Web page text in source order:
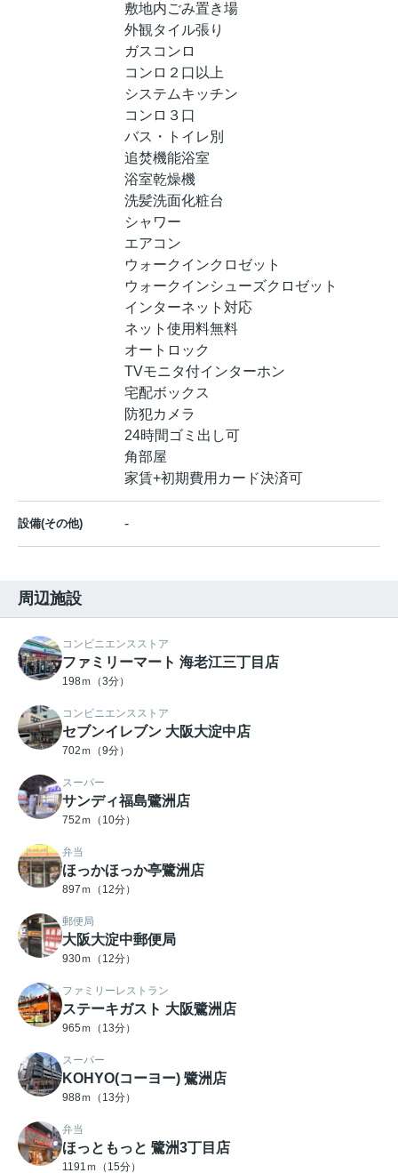
敷地内ごみ置き場
外観タイル張り
ガスコンロ
コンロ２口以上
システムキッチン
コンロ３口
バス・トイレ別
追焚機能浴室
浴室乾燥機
洗髪洗面化粧台
シャワー
エアコン
ウォークインクロゼット
ウォークインシューズクロゼット
インターネット対応
ネット使用料無料
オートロック
TVモニタ付インターホン
宅配ボックス
防犯カメラ
24時間ゴミ出し可
角部屋
家賃+初期費用カード決済可
設備(その他) -
周辺施設
コンビニエンスストア
ファミリーマート 海老江三丁目店
198ｍ（3分）
コンビニエンスストア
セブンイレブン 大阪大淀中店
702ｍ（9分）
スーパー
サンディ福島鷺洲店
752ｍ（10分）
弁当
ほっかほっか亭鷺洲店
897ｍ（12分）
郵便局
大阪大淀中郵便局
930ｍ（12分）
ファミリーレストラン
ステーキガスト 大阪鷺洲店
965ｍ（13分）
スーパー
KOHYO(コーヨー) 鷺洲店
988ｍ（13分）
弁当
ほっともっと 鷺洲3丁目店
1191ｍ（15分）